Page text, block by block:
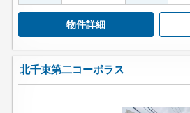
物件詳細
北千束第二コーポラス